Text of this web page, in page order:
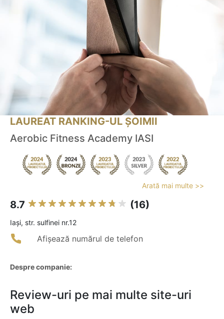
LAUREAT RANKING-UL ȘOIMII
Aerobic Fitness Academy IASI
Arată mai multe >>
8.7 (16)
Iaşi, str. sulfinei nr.12
Afișează numărul de telefon
Despre companie:
Review-uri pe mai multe site-uri
web